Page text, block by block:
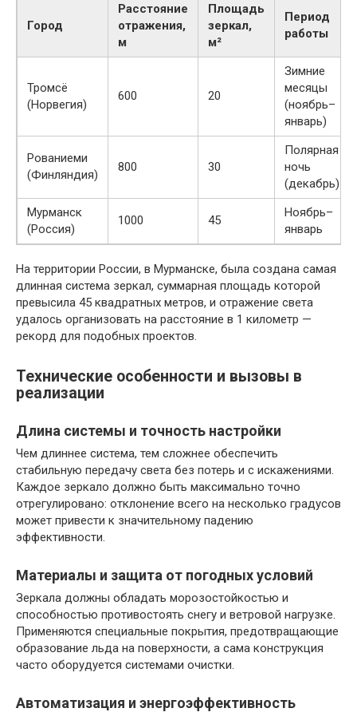
Город
Расстояние
отражения,
м
Площадь
зеркал,
м²
Период
работы
Тромсё
(Норвегия)
600 20
Зимние
месяцы
(ноябрь–
январь)
Рованиеми
(Финляндия)
800 30
Полярная
ночь
(декабрь)
Мурманск
(Россия)
1000 45
Ноябрь–
январь
На территории России, в Мурманске, была создана самая
длинная система зеркал, суммарная площадь которой
превысила 45 квадратных метров, и отражение света
удалось организовать на расстояние в 1 километр —
рекорд для подобных проектов.
Технические особенности и вызовы в
реализации
Длина системы и точность настройки
Чем длиннее система, тем сложнее обеспечить
стабильную передачу света без потерь и с искажениями.
Каждое зеркало должно быть максимально точно
отрегулировано: отклонение всего на несколько градусов
может привести к значительному падению
эффективности.
Материалы и защита от погодных условий
Зеркала должны обладать морозостойкостью и
способностью противостоять снегу и ветровой нагрузке.
Применяются специальные покрытия, предотвращающие
образование льда на поверхности, а сама конструкция
часто оборудуется системами очистки.
Автоматизация и энергоэффективность